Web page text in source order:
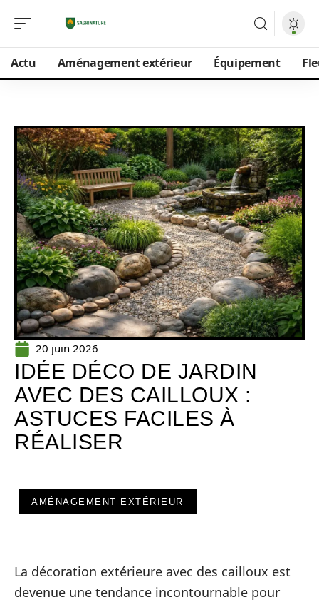
Actu Aménagement extérieur Équipement
20 juin 2026
IDÉE DÉCO DE JARDIN
AVEC DES CAILLOUX :
ASTUCES FACILES À
RÉALISER
AMÉNAGEMENT EXTÉRIEUR
La décoration extérieure avec des cailloux est
devenue une tendance incontournable pour